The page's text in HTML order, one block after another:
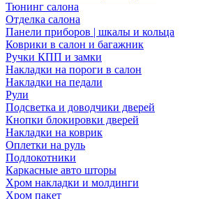
Тюнинг салона
Отделка салона
Панели приборов | шкалы и кольца
Коврики в салон и багажник
Ручки КПП и замки
Накладки на пороги в салон
Накладки на педали
Рули
Подсветка и доводчики дверей
Кнопки блокировки дверей
Накладки на коврик
Оплетки на руль
Подлокотники
Каркасные авто шторы
Хром накладки и молдинги
Хром пакет